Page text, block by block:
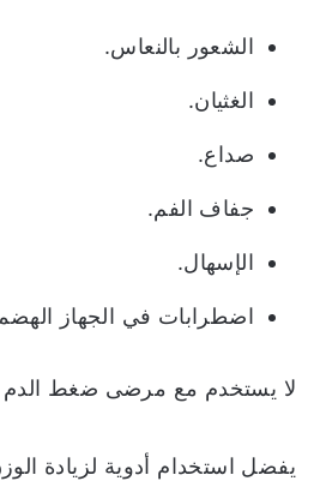
الشعور بالنعاس.
الغثيان.
صداع.
جفاف الفم.
الإسهال.
اضطرابات في الجهاز
لا يستخدم مع مرضى ضغط الدم
يفضل استخدام أدوية لزيادة